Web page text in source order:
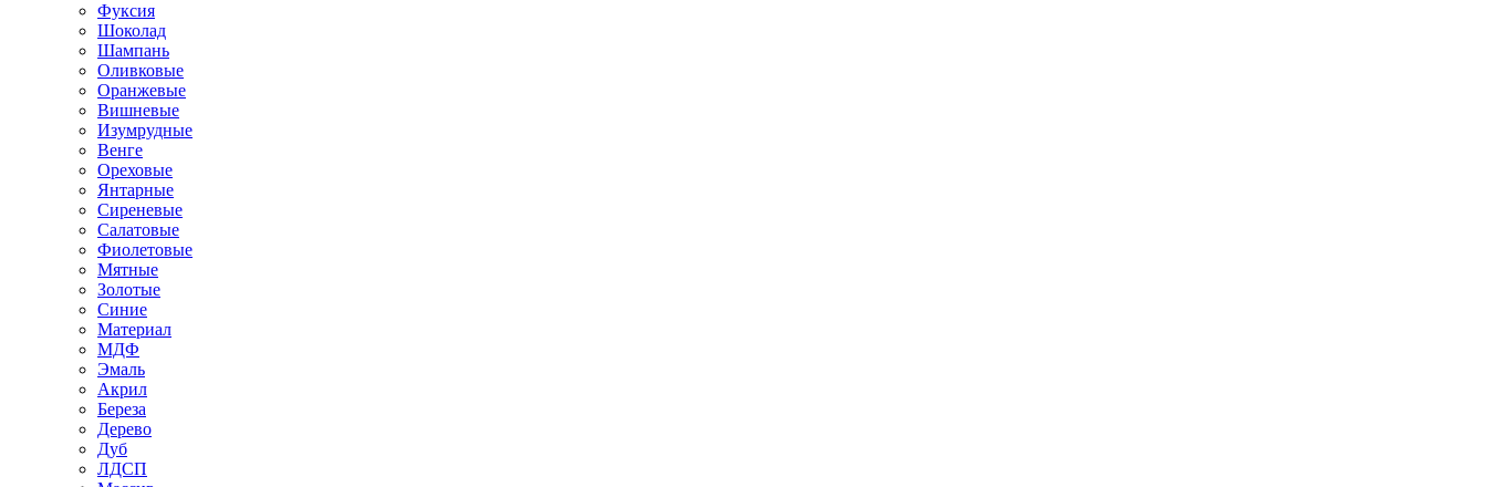
Фуксия
Шоколад
Шампань
Оливковые
Оранжевые
Вишневые
Изумрудные
Венге
Ореховые
Янтарные
Сиреневые
Салатовые
Фиолетовые
Мятные
Золотые
Синие
Материал
МДФ
Эмаль
Акрил
Береза
Дерево
Дуб
ЛДСП